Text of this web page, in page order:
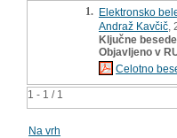
1 - 1 / 1
1. Elektronsko
Andraž Kavčič
Ključne
Objavljeno v
Celotno
Na vrh